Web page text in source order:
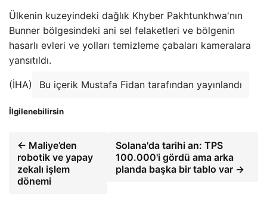
Ülkenin kuzeyindeki dağlık Khyber Pakhtunkhwa'nın
Bunner bölgesindeki ani sel felaketleri ve bölgenin
hasarlı evleri ve yolları temizleme çabaları kameralara
yansıtıldı.
(İHA) Bu içerik Mustafa Fidan tarafından yayınlandı
İlgilenebilirsin
← Maliye’den
robotik ve yapay
zekalı işlem
dönemi
Solana'da tarihi an: TPS
100.000'i gördü ama arka
planda başka bir tablo var →